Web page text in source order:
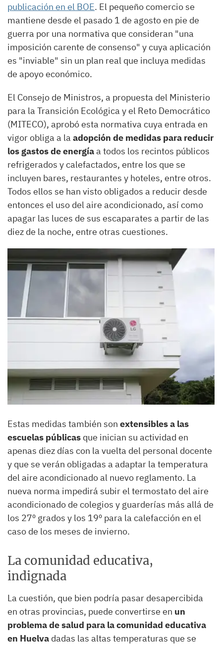
publicación en el BOE. El pequeño comercio se
mantiene desde el pasado 1 de agosto en pie de
guerra por una normativa que consideran "una
imposición carente de consenso" y cuya aplicación
es "inviable" sin un plan real que incluya medidas
de apoyo económico.
El Consejo de Ministros, a propuesta del Ministerio
para la Transición Ecológica y el Reto Democrático
(MITECO), aprobó esta normativa cuya entrada en
vigor obliga a la adopción de medidas para reducir
los gastos de energíaa todos los recintos públicos
refrigerados y calefactados, entre los que se
incluyen bares, restaurantes y hoteles, entre otros.
Todos ellos se han visto obligados a reducir desde
entonces el uso del aire acondicionado, así como
apagar las luces de sus escaparates a partir de las
diez de la noche, entre otras cuestiones.
Estas medidas también son extensibles a las
escuelas públicas que inician su actividad en
apenas diez días con la vuelta del personal docente
y que se verán obligadas a adaptar la temperatura
del aire acondicionado al nuevo reglamento. La
nueva norma impedirá subir el termostato del aire
acondicionado de colegios y guarderías más allá de
los 27º grados y los 19º para la calefacción en el
caso de los meses de invierno.
La comunidad educativa,
indignada
La cuestión, que bien podría pasar desapercibida
en otras provincias, puede convertirse en un
problema de salud para la comunidad educativa
en Huelva dadas las altas temperaturas que se